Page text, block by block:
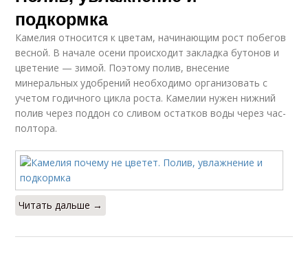
подкормка
Камелия относится к цветам, начинающим рост побегов
весной. В начале осени происходит закладка бутонов и
цветение — зимой. Поэтому полив, внесение
минеральных удобрений необходимо организовать с
учетом годичного цикла роста. Камелии нужен нижний
полив через поддон со сливом остатков воды через час-
полтора.
Читать дальше →